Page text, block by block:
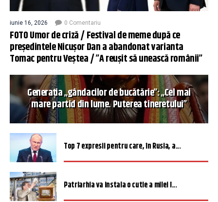
iunie 16, 2026 0 Comentariu
FOTO Umor de criză / Festival de meme după ce
președintele Nicușor Dan a abandonat varianta
Tomac pentru Veștea / ”A reușit să unească românii”
Generația „gândacilor de bucătărie”: „Cel mai
mare partid din lume. Puterea tineretului”
Top 7 expresii pentru care, în Rusia, a...
Patriarhia va instala o cutie a milei î...